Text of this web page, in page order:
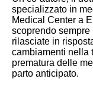
specializzato in
Medical Center a
scoprendo
rilasciate in
cambiamenti nella
prematura delle
parto anticipato.